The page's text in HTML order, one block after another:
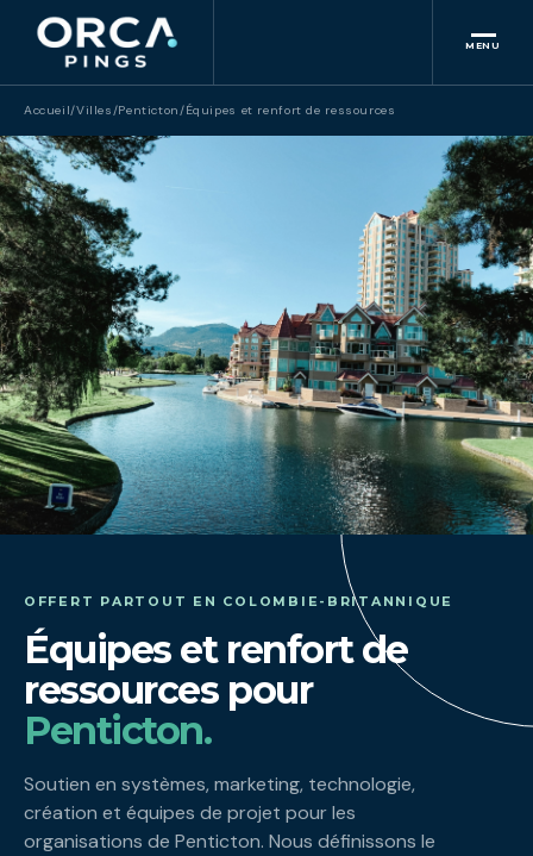
MENU
Accueil/Villes/Penticton/Équipes et renfort de ressources
OFFERT PARTOUT EN COLOMBIE-BRITANNIQUE
Équipes et renfort de
ressources pour
Penticton.
Soutien en systèmes, marketing, technologie,
création et équipes de projet pour les
organisations de Penticton. Nous définissons le